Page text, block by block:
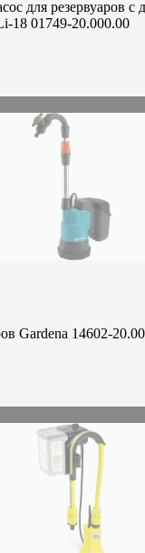
для резервуаров с
18 01749-20.000.00
Gardena 14602-